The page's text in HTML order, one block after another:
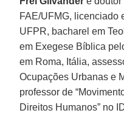
FAE/UFMG, licenciado
UFPR, bacharel em
em Exegese Bíblica
em Roma, Itália,
Ocupações Urbanas e
professor de
Direitos Humanos” no